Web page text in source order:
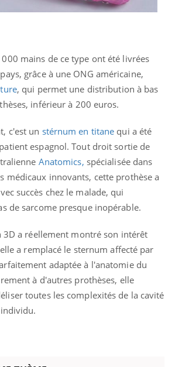
mains de ce type ont été livrées
grâce à une ONG américaine,
, qui permet une distribution à bas
inférieur à 200 euros.
c'est un stérnum en titane qui a été
espagnol. Tout droit sortie de
Anatomics, spécialisée dans
médicaux innovants, cette prothèse a
succès chez le malade, qui
de sarcome presque inopérable.
3D a réellement montré son intérêt
a remplacé le sternum affecté par
adaptée à l'anatomie du
à d'autres prothèses, elle
toutes les complexités de la cavité